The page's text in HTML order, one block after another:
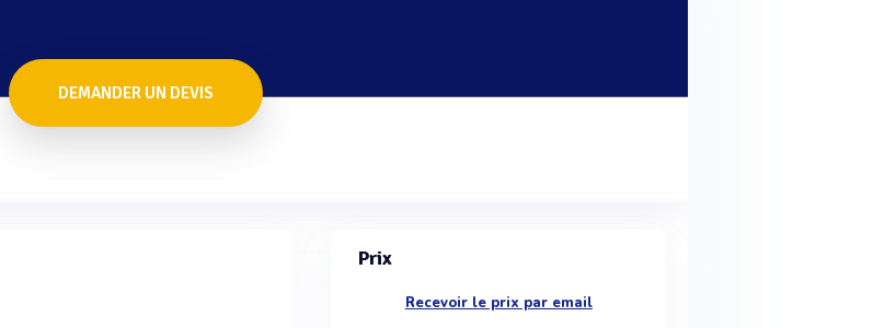
DEMANDER UN DEVIS
Prix
Recevoir le prix par email